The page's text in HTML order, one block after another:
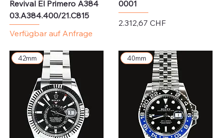
Revival El Primero A384
03.A384.400/21.C815
Verfügbar auf Anfrage
0001
Preis
2.312,67 CHF
42mm 40mm